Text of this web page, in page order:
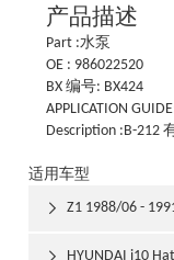
产品描述
Part :水泵
OE : 986022520
BX 编号: BX424
APPLICATION
Description :B-212
适用车型
Z1 1988/06 -

HYUNDAI i10
